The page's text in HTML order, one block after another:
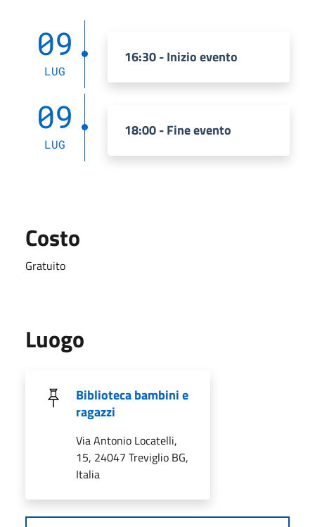
09
LUG
16:30 - Inizio evento
09
LUG
18:00 - Fine evento
Costo
Gratuito
Luogo
Biblioteca bambini e
ragazzi
Via Antonio Locatelli,
15, 24047 Treviglio BG,
Italia